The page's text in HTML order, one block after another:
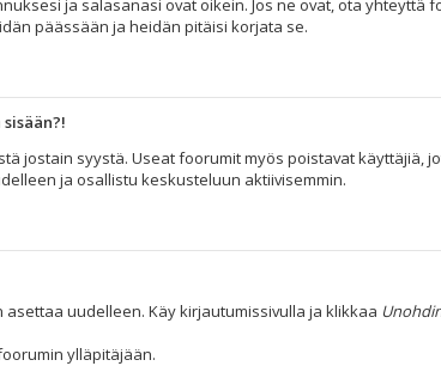
ja salasanasi ovat oikein. Jos ne ovat, ota
päässään ja heidän pitäisi korjata se.
jostain syystä. Useat foorumit myös poistavat käyttäjiä,
ja osallistu keskusteluun aktiivisemmin.
uudelleen. Käy kirjautumissivulla ja klikkaa
ylläpitäjään.